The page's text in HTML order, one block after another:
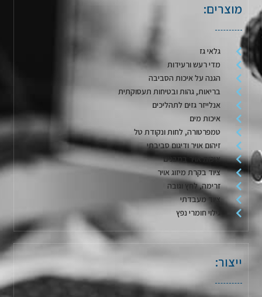
מוצרים:
גלאי גז
מדי רעש ורעידות
הגנה על איכות הסביבה
בריאות, גהות ובטיחות תעסוקתית
אנלייזר גזים לתהליכים
איכות מים
טמפרטורה, לחות ונקודת טל
זיהום אויר ודיגום סביבתי
איכות אויר במבנים
ציוד בקרת מיזוג אויר
זרימה, לחץ וגובה
ציוד מעבדתי
גילוי חומרי נפץ
ייצור: